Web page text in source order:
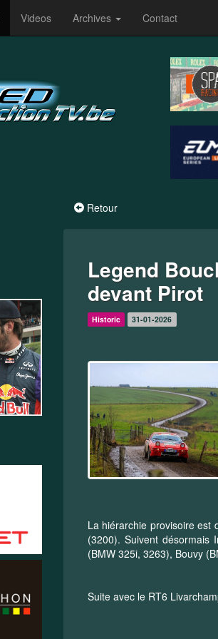
Videos Archives Contact
Retour
Legend
devant Pirot
Historic 31-01-2026
La hiérarchie provisoire est
(3200). Suivent désormais
(BMW 325i, 3263), Bouvy
Suite avec le RT6